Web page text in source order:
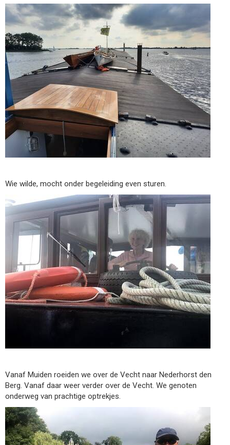
Wie wilde, mocht onder begeleiding even sturen.
Vanaf Muiden roeiden we over de Vecht naar Nederhorst den
Berg. Vanaf daar weer verder over de Vecht. We genoten
onderweg van prachtige optrekjes.